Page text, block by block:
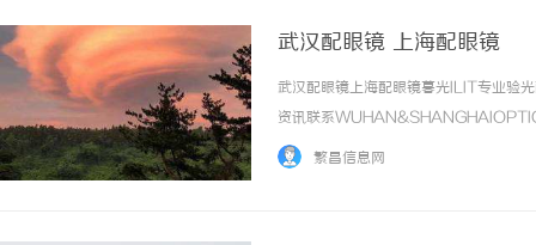
武汉配眼镜 上海配眼镜
武汉配眼镜上海配眼镜暮光ILIT专业验
资讯联系
品牌，现于武汉与上海设有4家门店。
繁昌信息网